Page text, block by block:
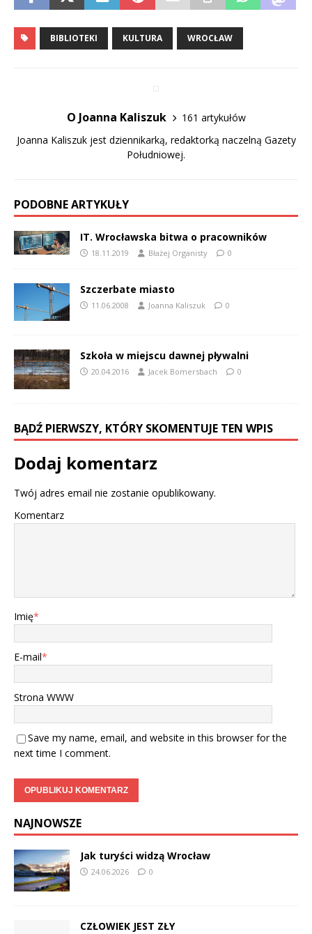
BIBLIOTEKI KULTURA WROCŁAW
O Joanna Kaliszuk
161 artykułów
Joanna Kaliszuk jest dziennikarką, redaktorką naczelną Gazety
Południowej.
PODOBNE ARTYKUŁY
IT. Wrocławska bitwa o pracowników
18.11.2019 Błażej Organisty 0
Szczerbate miasto
11.06.2008 Joanna Kaliszuk 0
Szkoła w miejscu dawnej pływalni
20.04.2016 Jacek Bomersbach 0
BĄDŹ PIERWSZY, KTÓRY SKOMENTUJE TEN WPIS
Dodaj komentarz
Twój adres email nie zostanie opublikowany.
Komentarz
Imię*
E-mail*
Strona WWW
Save my name, email, and website in this browser for the
next time I comment.
NAJNOWSZE
Jak turyści widzą Wrocław
24.06.2026 0
CZŁOWIEK JEST ZŁY